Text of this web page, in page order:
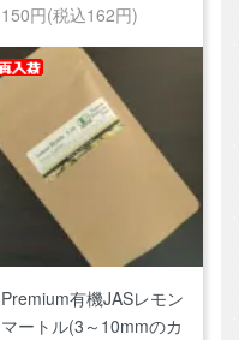
150円(税込162円)
Premium有機JASレモン
マートル(3～10mmのカ